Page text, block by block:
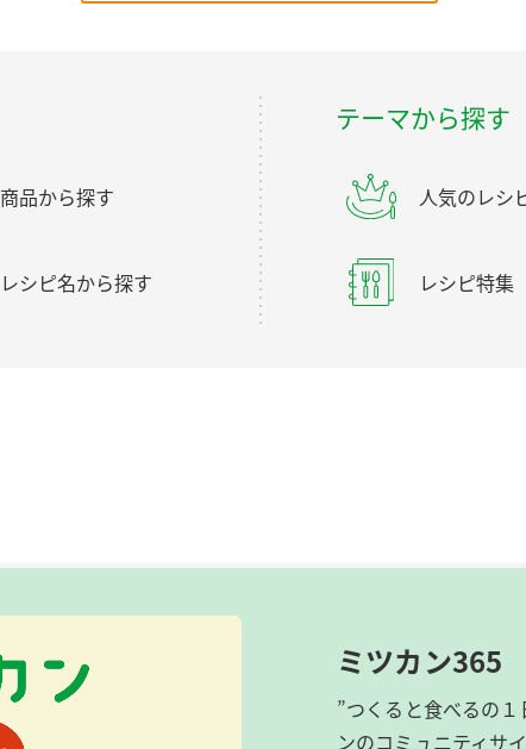
商品から探す
レシピ名から探す
テーマから探す
人気のレシ
レシピ特集
ミツカン365
”つくると食べるの
ンのコミュニティサ